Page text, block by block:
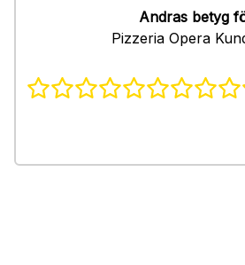
Andras betyg
Pizzeria Opera